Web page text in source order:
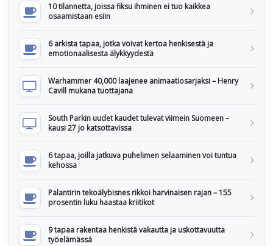
10 tilannetta, joissa fiksu ihminen ei tuo kaikkea
osaamistaan esiin
6 arkista tapaa, jotka voivat kertoa henkisestä ja
emotionaalisesta älykkyydestä
Warhammer 40,000 laajenee animaatiosarjaksi – Henry
Cavill mukana tuottajana
South Parkin uudet kaudet tulevat viimein Suomeen –
kausi 27 jo katsottavissa
6 tapaa, joilla jatkuva puhelimen selaaminen voi tuntua
kehossa
Palantirin tekoälybisnes rikkoi harvinaisen rajan – 155
prosentin luku haastaa kriitikot
9 tapaa rakentaa henkistä vakautta ja uskottavuutta
työelämässä